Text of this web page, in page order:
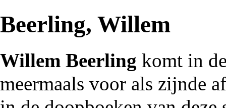
Beerling, Willem
Willem Beerling komt in
meermaals voor als zijnde